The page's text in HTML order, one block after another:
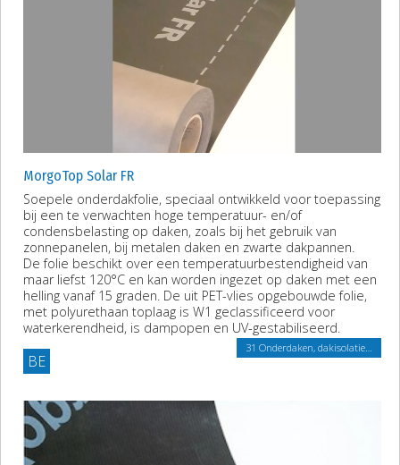
MorgoTop Solar FR
Soepele onderdakfolie, speciaal ontwikkeld voor toepassing
bij een te verwachten hoge temperatuur- en/of
condensbelasting op daken, zoals bij het gebruik van
zonnepanelen, bij metalen daken en zwarte dakpannen.
De folie beschikt over een temperatuurbestendigheid van
maar liefst 120°C en kan worden ingezet op daken met een
helling vanaf 15 graden. De uit PET-vlies opgebouwde folie,
met polyurethaan toplaag is W1 geclassificeerd voor
waterkerendheid, is dampopen en UV-gestabiliseerd.
BE
31 Onderdaken, dakisolatie…